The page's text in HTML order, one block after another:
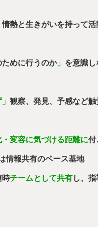
と生きがいを持って活
めに行うのか」 を意識し
」観察、発見、予感など触
変容に気づける距離に付
情報共有のベース基地
時チームとして共有し、